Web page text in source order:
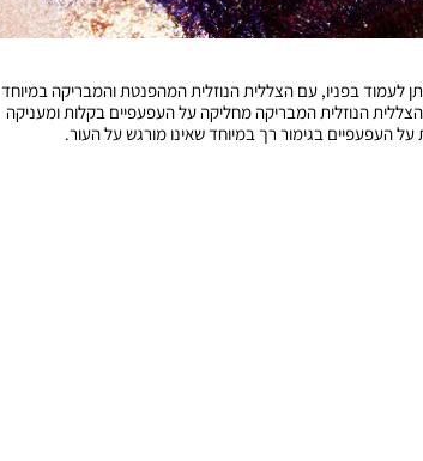
לעמוד בפניו, עם הצללית הנוזלית המהפנטת והמבריקה במיוחד
הנוזלית המבריקה מחליקה על העפעפיים בקלות ומעניקה
העפעפיים בגימור רך במיוחד שאינו מורגש על העור.